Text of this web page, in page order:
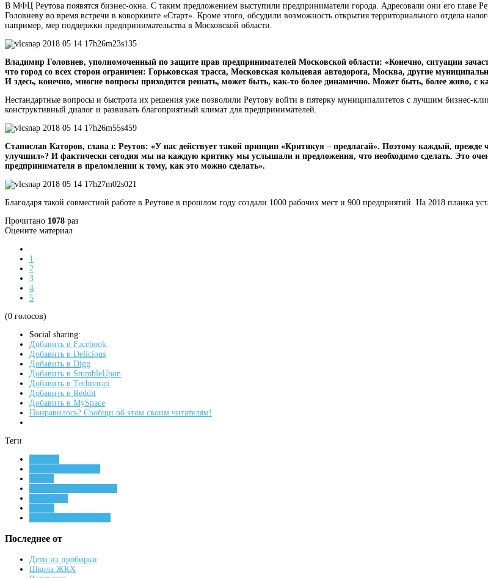
В МФЦ Реутова появятся бизнес-окна. С таким предложением выступили предприниматели города. Адресовали они его главе
Головневу во время встречи в коворкинге «Старт». Кроме этого, обсудили возможность открытия территориального отдела
например, мер поддержки предпринимательства в Московской области.
Владимир Головнев, уполномоченный по защите прав предпринимателей Московской области: «Конечно, ситуации
что город со всех сторон ограничен: Горьковская трасса, Московская кольцевая автодорога, Москва, другие
И здесь, конечно, многие вопросы приходится решать, может быть, как-то более динамично. Может быть, более живо, с
Нестандартные вопросы и быстрота их решения уже позволили Реутову войти в пятерку муниципалитетов с лучшим бизнес-
конструктивный диалог и развивать благоприятный климат для предпринимателей.
Станислав Каторов, глава г. Реутов: «У нас действует такой принцип «Критикуя – предлагай». Поэтому каждый, прежде
улучшил»? И фактически сегодня мы на каждую критику мы услышали и предложения, что необходимо сделать. Это
предпринимателя в преломлении к тому, как это можно сделать».
Благодаря такой совместной работе в Реутове в прошлом году создали 1000 рабочих мест и 900 предприятий. На 2018 планка
Прочитано 1078 раз
Оцените материал
1
2
3
4
5
(0 голосов)
Social sharing:
Добавить в Facebook
Добавить в Delicious
Добавить в Digg
Добавить в StumbleUpon
Добавить в Technorati
Добавить в Reddit
Добавить в MySpace
Понравилось? Сообщи об этом своим читателям!
Теги
Последнее от
Дети из пробирки
Школа ЖКХ